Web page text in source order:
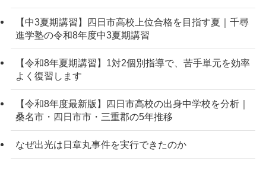
【中3夏期講習】四日市高校上位合格を目指す夏｜千尋
進学塾の令和8年度中3夏期講習
【令和8年夏期講習】1対2個別指導で、苦手単元を効率
よく復習します
【令和8年度最新版】四日市高校の出身中学校を分析｜
桑名市・四日市市・三重郡の5年推移
なぜ出光は日章丸事件を実行できたのか